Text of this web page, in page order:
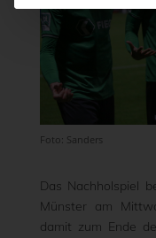
Foto: Sanders
Das Nachholspiel
Münster am
damit zum Ende